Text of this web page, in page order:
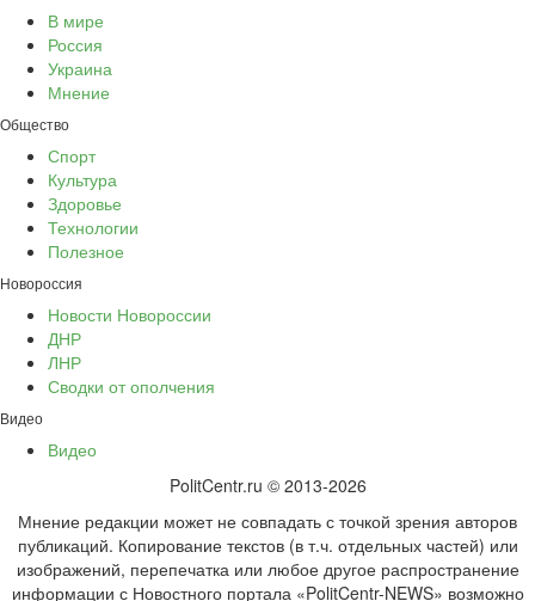
В мире
Россия
Украина
Мнение
Общество
Спорт
Культура
Здоровье
Технологии
Полезное
Новороссия
Новости Новороссии
ДНР
ЛНР
Сводки от ополчения
Видео
Видео
PolitCentr.ru © 2013-2026
Мнение редакции может не совпадать с точкой зрения авторов
публикаций. Копирование текстов (в т.ч. отдельных частей) или
изображений, перепечатка или любое другое распространение
информации с Новостного портала «PolitCentr-NEWS» возможно